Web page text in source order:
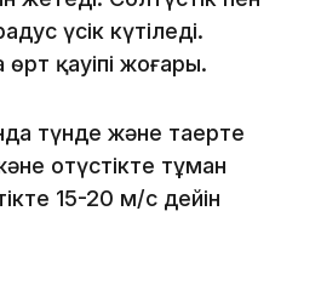
үсік күтіледі.
қауіпі жоғары.
түнде және таңертең
оңтүстікте тұман
15-20 м/с дейін